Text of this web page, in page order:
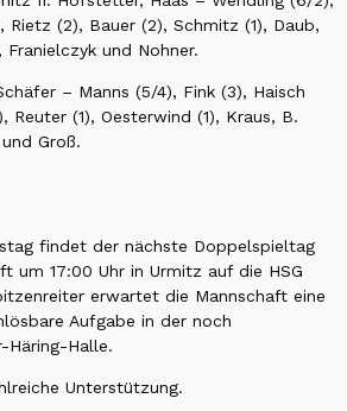
Rietz (2), Bauer (2), Schmitz (1), Daub,
und Nohner.
– Manns (5/4), Fink (3), Haisch
Reuter (1), Oesterwind (1), Kraus, B.
Groß.
findet der nächste Doppelspieltag
um 17:00 Uhr in Urmitz auf die HSG
erwartet die Mannschaft eine
Aufgabe in der noch
Häring-Halle.
Unterstützung.